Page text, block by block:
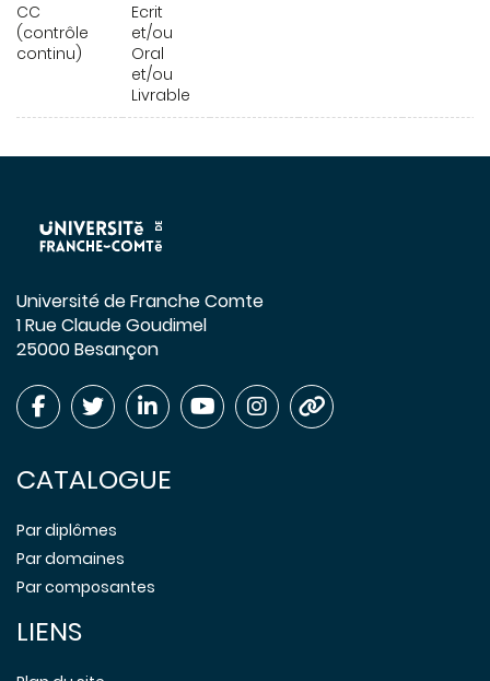
CC
(contrôle
continu)
Ecrit
et/ou
Oral
et/ou
Livrable
Université de Franche Comte
1 Rue Claude Goudimel
25000 Besançon
CATALOGUE
Par diplômes
Par domaines
Par composantes
LIENS